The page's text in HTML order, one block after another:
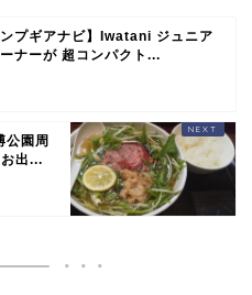
ンプギアナビ】Iwatani ジュニア
ナーが 超コンパクト...
公園周
出...